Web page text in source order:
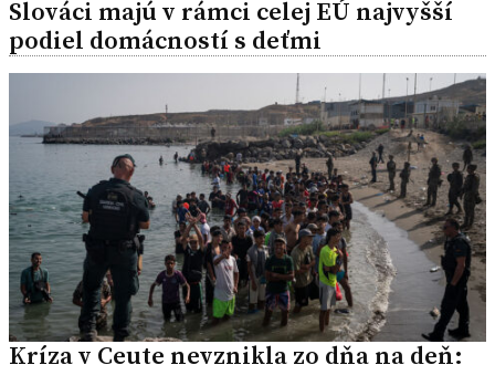
Slováci majú v rámci celej EÚ najvyšší
podiel domácností s deťmi
Kríza v Ceute nevznikla zo dňa na deň: